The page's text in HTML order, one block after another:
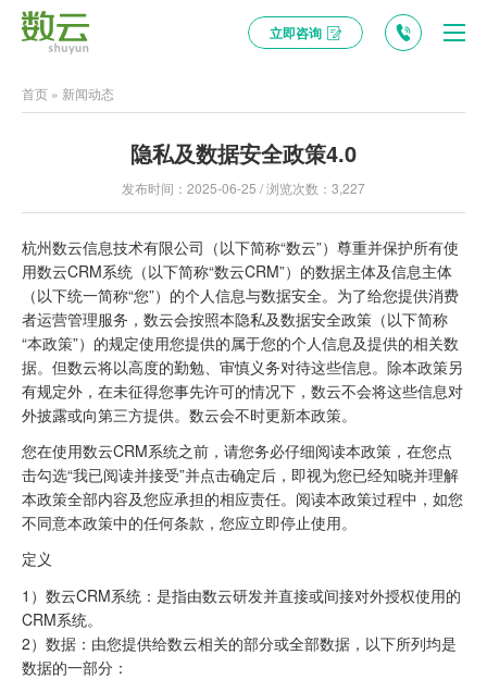
立即咨询
首页 » 新闻动态
隐私及数据安全政策4.0
发布时间：2025-06-25 / 浏览次数：3,227
杭州数云信息技术有限公司（以下简称“数云”）尊重并保护所有使
用数云CRM系统（以下简称“数云CRM”）的数据主体及信息主体
（以下统一简称“您”）的个人信息与数据安全。为了给您提供消费
者运营管理服务，数云会按照本隐私及数据安全政策（以下简称
“本政策”）的规定使用您提供的属于您的个人信息及提供的相关数
据。但数云将以高度的勤勉、审慎义务对待这些信息。除本政策另
有规定外，在未征得您事先许可的情况下，数云不会将这些信息对
外披露或向第三方提供。数云会不时更新本政策。
您在使用数云CRM系统之前，请您务必仔细阅读本政策，在您点
击勾选“我已阅读并接受”并点击确定后，即视为您已经知晓并理解
本政策全部内容及您应承担的相应责任。阅读本政策过程中，如您
不同意本政策中的任何条款，您应立即停止使用。
定义
1）数云CRM系统：是指由数云研发并直接或间接对外授权使用的
CRM系统。
2）数据：由您提供给数云相关的部分或全部数据，以下所列均是
数据的一部分：